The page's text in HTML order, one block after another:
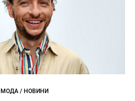
МОДА / НОВИНИ